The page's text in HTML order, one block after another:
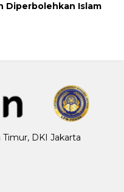
Diperbolehkan Islam
Timur, DKI Jakarta